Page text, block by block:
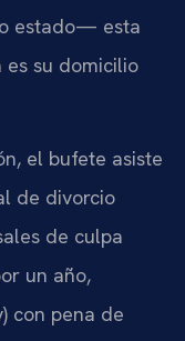
estado— esta
su domicilio
el bufete asiste
de divorcio
de culpa
un año,
con pena de